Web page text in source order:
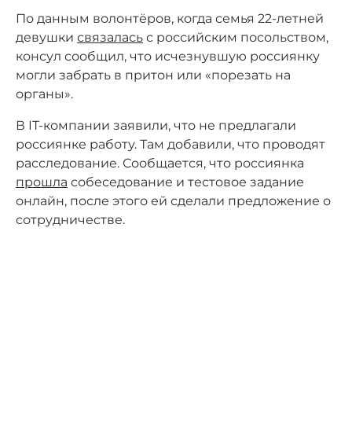
По данным волонтёров, когда семья 22-летней
девушки связалась с российским посольством,
консул сообщил, что исчезнувшую россиянку
могли забрать в притон или «порезать на
органы».
В IT-компании заявили, что не предлагали
россиянке работу. Там добавили, что проводят
расследование. Сообщается, что россиянка
прошла собеседование и тестовое задание
онлайн, после этого ей сделали предложение о
сотрудничестве.